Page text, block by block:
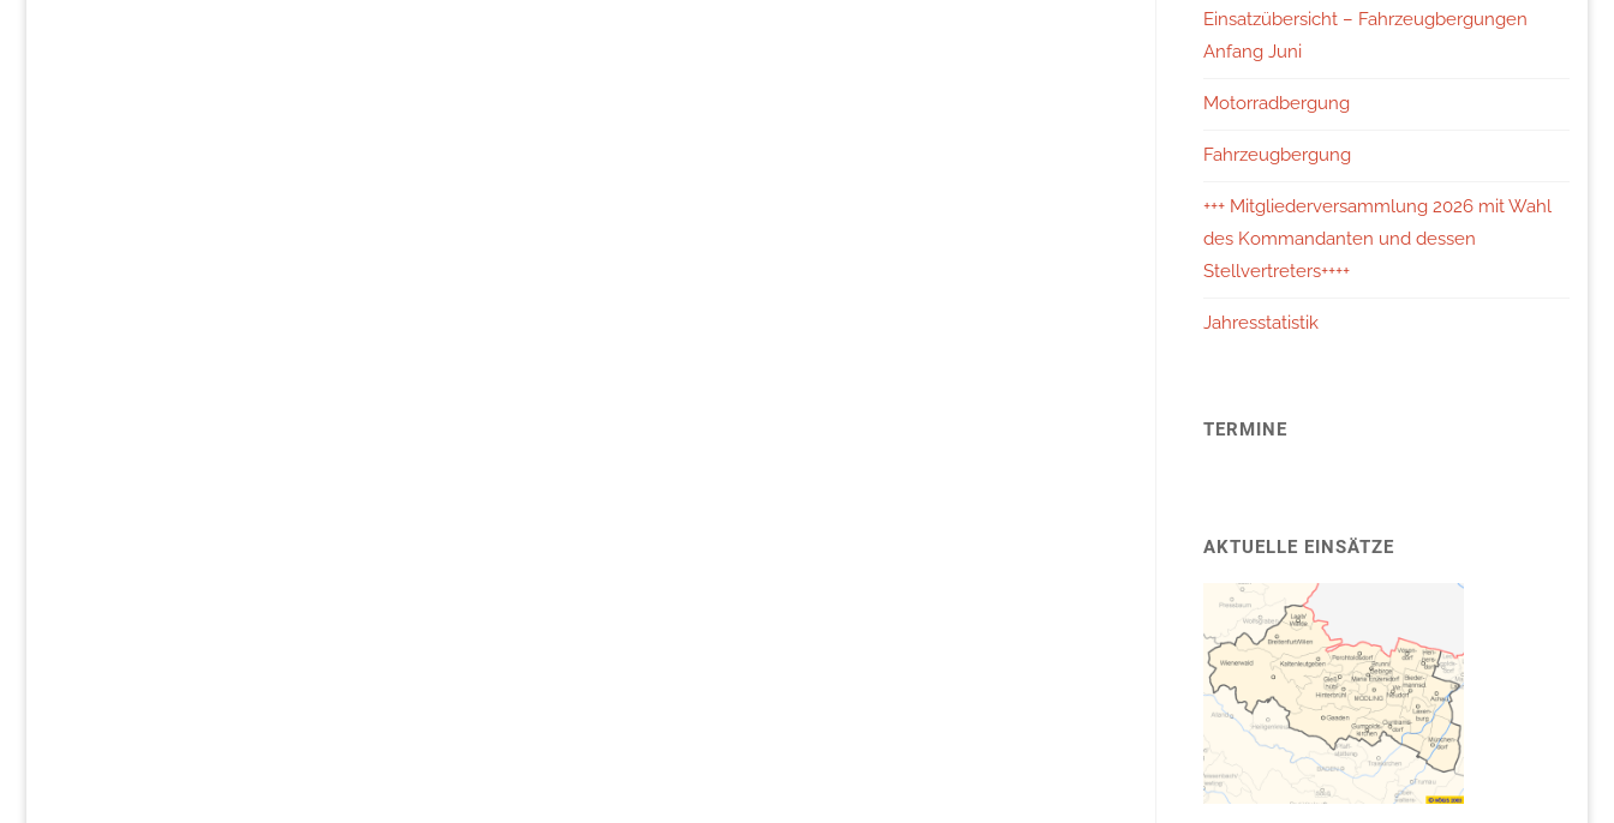
Einsatzübersicht – Fahrzeugbergungen
Anfang Juni
Motorradbergung
Fahrzeugbergung
+++ Mitgliederversammlung 2026 mit Wahl
des Kommandanten und dessen
Stellvertreters++++
Jahresstatistik
TERMINE
AKTUELLE EINSÄTZE